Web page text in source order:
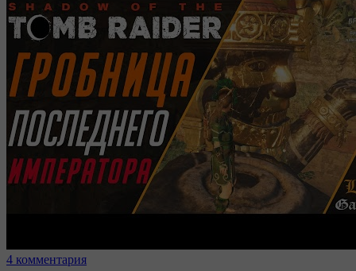
4 комментария